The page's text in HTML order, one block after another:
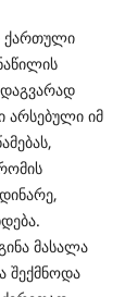
ქართული
არსებული იმ
მასალა
შექმნოდა